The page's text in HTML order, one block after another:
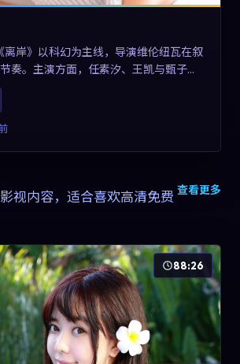
岸》以科幻为主线，导演维伦纽瓦在叙
奏。主演方面，任素汐、王凯与甄子丹
层次。故事把东方美学与类型节奏做本
德国影视爱好者的高清观影选择。
视内容，适合喜欢高清免费 查看更多
88:26